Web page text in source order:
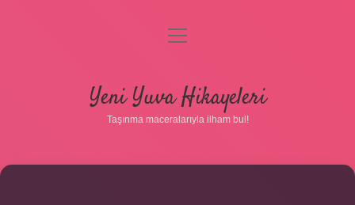
Gizlilik Politikası
menüyü
Yeni Yuva Hikayeleri
Taşınma maceralarıyla ilham bul!